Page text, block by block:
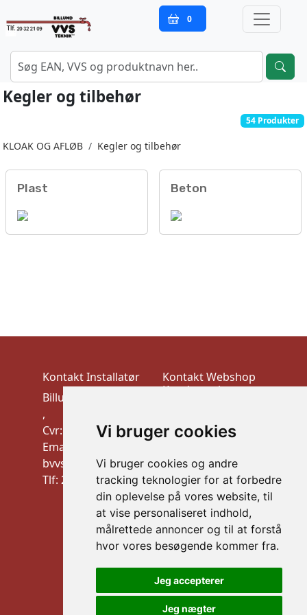
Vi bruger cookies
Vi bruger cookies og andre
tracking teknologier for at forbedre
din oplevelse på vores website, til
at vise personaliseret indhold,
målrettede annoncer og til at forstå
hvor vores besøgende kommer fra.
Jeg accepterer
Jeg nægter
0
Kegler og tilbehør
54 Produkter
KLOAK OG AFLØB Kegler og tilbehør
Plast Beton
Kontakt Installatør
Billund VVS-Teknik
,
Cvr: 10910900
Email:
bvvstek@gmail.com
Tlf: 20 32 21 09
Kontakt Webshop
Kundeservice
Trudsøvej 10, 7600
CVR:44526026
mail: info@vek.dk
TLF: Al henvendelse
via mail
Information
Handelsbetingelser
Sikker betaling